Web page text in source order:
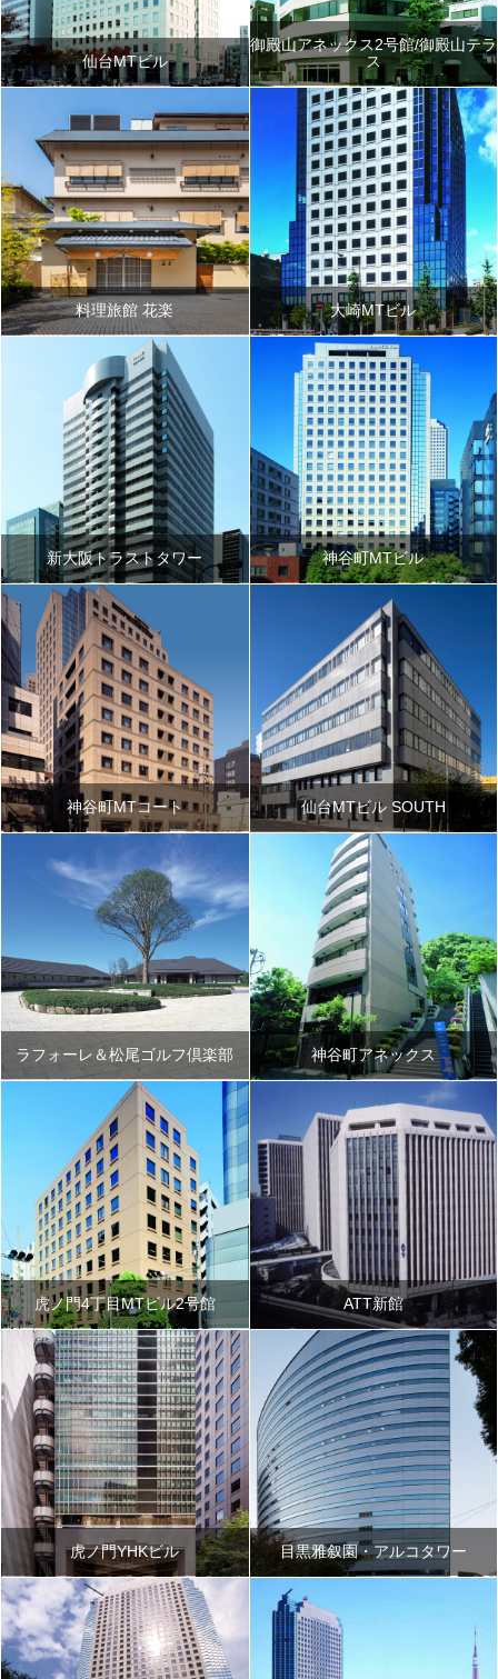
仙台MTビル
御殿山アネックス2号館/御殿山テラ
ス
料理旅館 花楽 大崎MTビル
新大阪トラストタワー 神谷町MTビル
神谷町MTコート 仙台MTビル SOUTH
ラフォーレ＆松尾ゴルフ倶楽部 神谷町アネックス
虎ノ門4丁目MTビル2号館 ATT新館
虎ノ門YHKビル 目黒雅叙園・アルコタワー